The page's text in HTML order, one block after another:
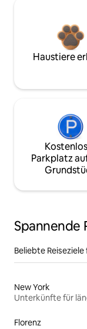
Haustiere
Parkplatz
Spannende
Beliebte
New York
Florenz